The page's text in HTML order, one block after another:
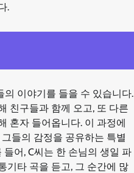
.
이야기를 들을 수 있습니다.
친구들과 함께 오고, 또 다른
혼자 들어옵니다. 이 과정에
들의 감정을 공유하는 특별
어, C씨는 한 손님의 생일 파
기타 곡을 듣고, 그 순간에 많